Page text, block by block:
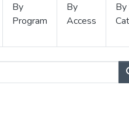
By
Program
By
Access